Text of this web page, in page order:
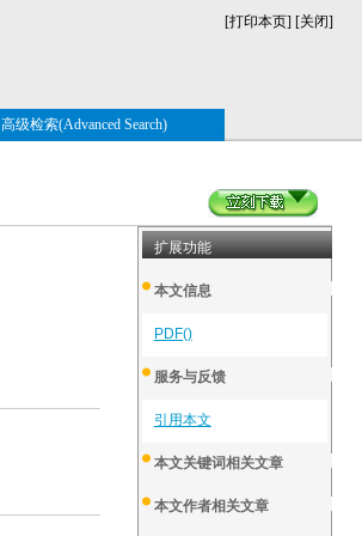
[打印本页] [关闭]
高级检索(Advanced Search)
扩展功能
本文信息
PDF()
服务与反馈
引用本文
本文关键词相关文章
本文作者相关文章